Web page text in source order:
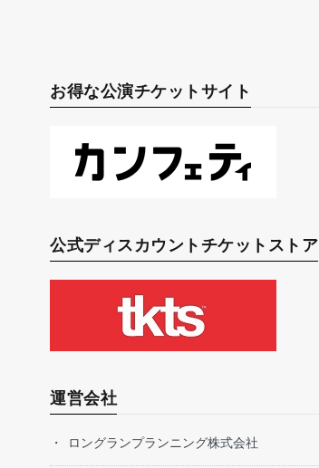
お得な公演チケットサイト
公式ディスカウントチケットストア
運営会社
ロングランプランニング株式会社